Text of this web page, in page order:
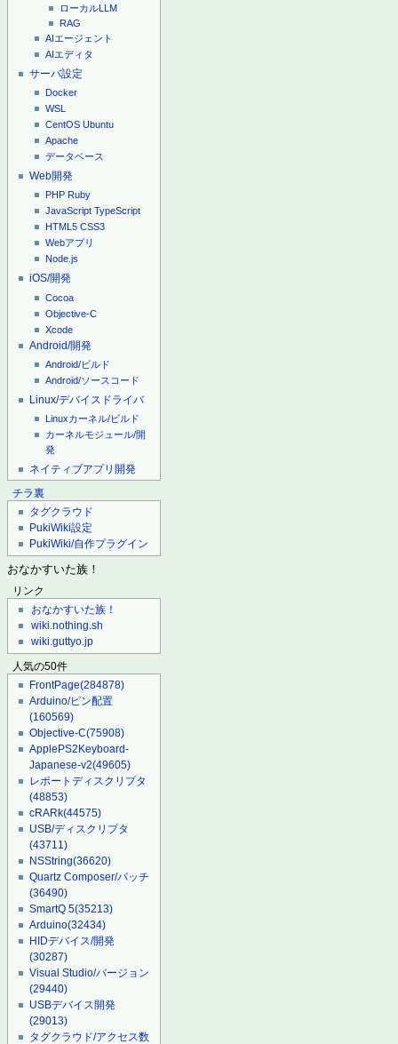
ローカルLLM
RAG
AIエージェント
AIエディタ
サーバ設定
Docker
WSL
CentOS Ubuntu
Apache
データベース
Web開発
PHP Ruby
JavaScript TypeScript
HTML5 CSS3
Webアプリ
Node.js
iOS/開発
Cocoa
Objective-C
Xcode
Android/開発
Android/ビルド
Android/ソースコード
Linux/デバイスドライバ
Linuxカーネル/ビルド
カーネルモジュール/開
発
ネイティブアプリ開発
チラ裏
タグクラウド
PukiWiki設定
PukiWiki/自作プラグイン
おなかすいた族！
リンク
おなかすいた族！
wiki.nothing.sh
wiki.guttyo.jp
人気の50件
FrontPage(284878)
Arduino/ピン配置
(160569)
Objective-C(75908)
ApplePS2Keyboard-
Japanese-v2(49605)
レポートディスクリプタ
(48853)
cRARk(44575)
USB/ディスクリプタ
(43711)
NSString(36620)
Quartz Composer/パッチ
(36490)
SmartQ 5(35213)
Arduino(32434)
HIDデバイス/開発
(30287)
Visual Studio/バージョン
(29440)
USBデバイス開発
(29013)
タグクラウド/アクセス数